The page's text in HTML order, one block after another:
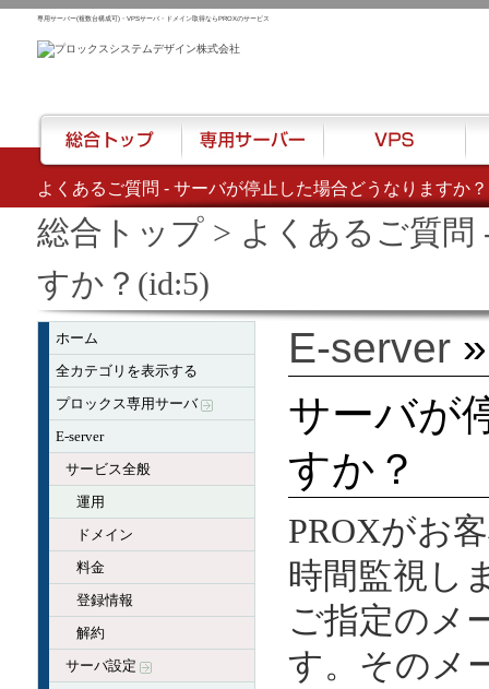
よくあるご質問 - サーバが停止した場合どうなりますか
専用サーバー(複数台構成可)・VPSサーバ・ドメイン取得ならPROXのサービス
総合トップ> よくあるご質問
すか？(id:5)
ホーム
全カテゴリを表示する
プロックス専用サーバ
E-server
サービス全般
運用
ドメイン
料金
登録情報
解約
サーバ設定
E-server
サーバが
すか？
PROXがお
時間監視し
ご指定のメ
す。そのメ
総合トップ 専用サーバー VPS ハ